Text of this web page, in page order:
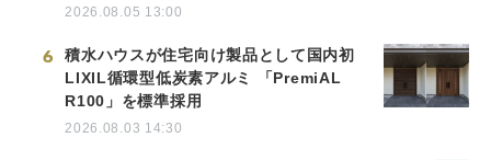
2026.08.05 13:00
6
積水ハウスが住宅向け製品として国内初
LIXIL循環型低炭素アルミ 「PremiAL
R100」を標準採用
2026.08.03 14:30